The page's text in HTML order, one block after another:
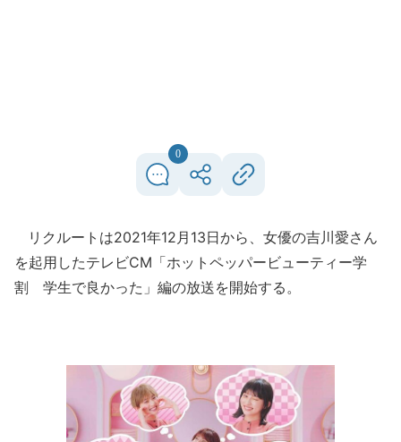
0
リクルートは2021年12月13日から、女優の吉川愛さん
を起用したテレビCM「ホットペッパービューティー学
割 学生で良かった」編の放送を開始する。